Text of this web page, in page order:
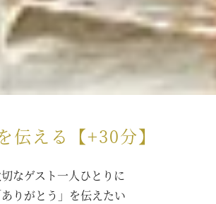
伝える【+30分】
なゲスト一人ひとりに
ありがとう」を伝えたい